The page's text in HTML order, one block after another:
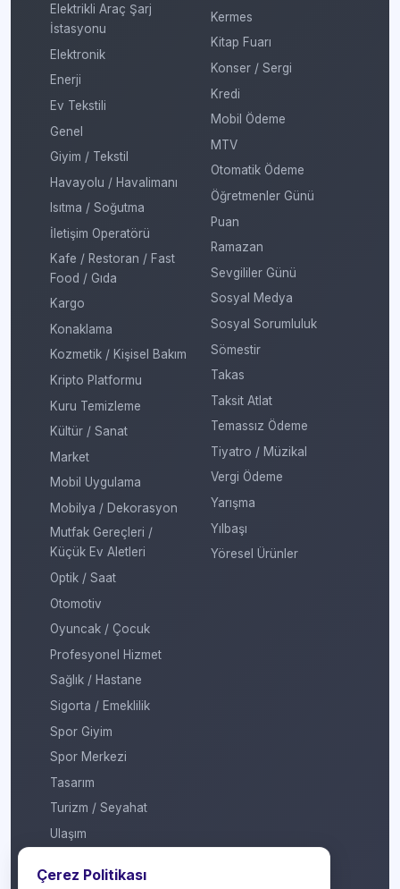
Elektrikli Araç Şarj
İstasyonu
Elektronik
Enerji
Ev Tekstili
Genel
Giyim / Tekstil
Havayolu / Havalimanı
Isıtma / Soğutma
İletişim Operatörü
Kafe / Restoran / Fast
Food / Gıda
Kargo
Konaklama
Kozmetik / Kişisel Bakım
Kripto Platformu
Kuru Temizleme
Kültür / Sanat
Market
Mobil Uygulama
Mobilya / Dekorasyon
Mutfak Gereçleri /
Küçük Ev Aletleri
Optik / Saat
Otomotiv
Oyuncak / Çocuk
Profesyonel Hizmet
Sağlık / Hastane
Sigorta / Emeklilik
Spor Giyim
Spor Merkezi
Tasarım
Turizm / Seyahat
Ulaşım
Yapı Marketi
Kermes
Kitap Fuarı
Konser / Sergi
Kredi
Mobil Ödeme
MTV
Otomatik Ödeme
Öğretmenler Günü
Puan
Ramazan
Sevgililer Günü
Sosyal Medya
Sosyal Sorumluluk
Sömestir
Takas
Taksit Atlat
Temassız Ödeme
Tiyatro / Müzikal
Vergi Ödeme
Yarışma
Yılbaşı
Yöresel Ürünler
Çerez Politikası